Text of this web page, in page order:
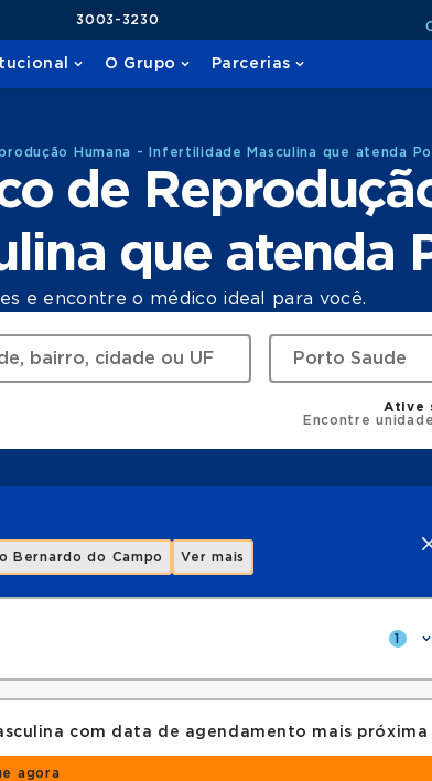
3003-3230
O Grupo Parcerias
Humana - Infertilidade Masculina que atenda
de
que atenda
e encontre o médico ideal para você.
Ative
Encontre
Bernardo do Campo Ver mais
1
com data de agendamento mais próxima
agora